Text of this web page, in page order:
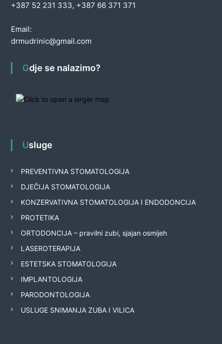
+387 52 231 333, +387 66 371 371
Email:
drmudrinic@gmail.com
Gdje se nalazimo?
Usluge
PREVENTIVNA STOMATOLOGIJA
DJEČIJA STOMATOLOGIJA
KONZERVATIVNA STOMATOLOGIJA I ENDODONCIJA
PROTETIKA
ORTODONCIJA – pravilni zubi, sjajan osmijeh
LASEROTERAPIJA
ESTETSKA STOMATOLOGIJA
IMPLANTOLOGIJA
PARODONTOLOGIJA
USLUGE SNIMANJA ZUBA I VILICA